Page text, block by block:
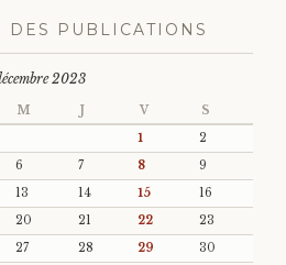
DES PUBLICATIONS
2023
M J V S
1
2
6 7 8
9
13 14 15
16
20 21 22
23
27 28 29
30